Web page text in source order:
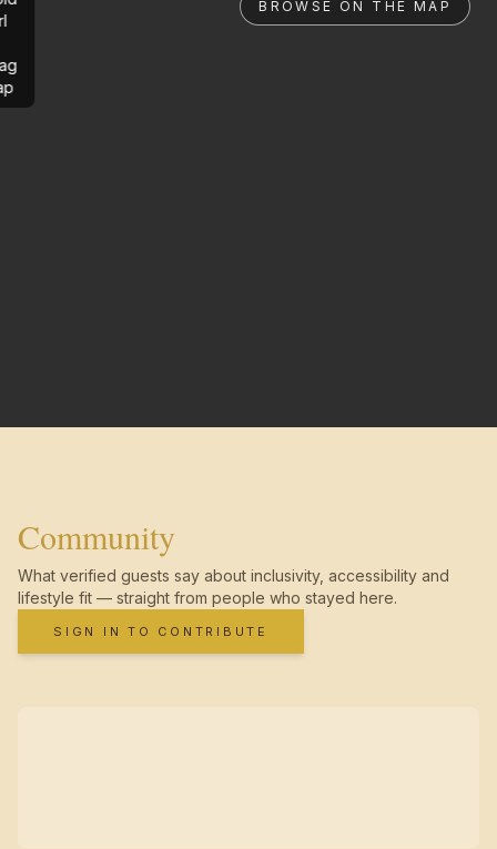
BROWSE ON THE MAP
Community
What verified guests say about inclusivity, accessibility and
lifestyle fit — straight from people who stayed here.
SIGN IN TO CONTRIBUTE